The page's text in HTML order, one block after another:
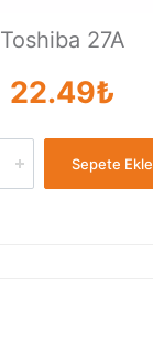
Toshiba 27A
22.49₺
Sepete Ekle